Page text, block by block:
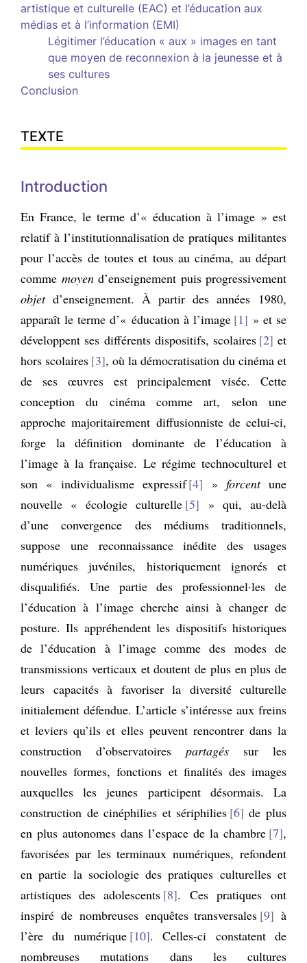
artistique et culturelle (EAC) et l’éducation aux
médias et à l’information (EMI)
Légitimer l’éducation « aux » images en tant
que moyen de reconnexion à la jeunesse et à
ses cultures
Conclusion
TEXTE
Introduction
En France, le terme d’« éducation à l’image » est
relatif à l’institutionnalisation de pratiques militantes
pour l’accès de toutes et tous au cinéma, au départ
comme moyend’enseignement puis progressivement
objet d’enseignement. À partir des années 1980,
apparaît le terme d’« éducation à l’image 1
» et se
développent ses différents dispositifs, scolaires 2 et
hors scolaires 3 , où la démocratisation du cinéma et
de ses œuvres est principalement visée. Cette
conception du cinéma comme art, selon une
approche majoritairement diffusionniste de celui-ci,
forge la définition dominante de l’éducation à
l’image à la française. Le régime technoculturel et
son « individualisme expressif 4 »forcentune
nouvelle « écologie culturelle 5
» qui, au-delà
d’une convergence des médiums traditionnels,
suppose une reconnaissance inédite des usages
numériques juvéniles, historiquement ignorés et
disqualifiés. Une partie des professionnel·les de
l’éducation à l’image cherche ainsi à changer de
posture. Ils appréhendent les dispositifs historiques
de l’éducation à l’image comme des modes de
transmissions verticaux et doutent de plus en plus de
leurs capacités à favoriser la diversité culturelle
initialement défendue. L’article s’intéresse aux freins
et leviers qu’ils et elles peuvent rencontrer dans la
construction d’observatoires partagés sur les
nouvelles formes, fonctions et finalités des images
auxquelles les jeunes participent désormais. La
construction de cinéphilies et sériphilies 6 de plus
en plus autonomes dans l’espace de la chambre 7 ,
favorisées par les terminaux numériques, refondent
en partie la sociologie des pratiques culturelles et
artistiques des adolescents 8 . Ces pratiques ont
inspiré de nombreuses enquêtes transversales 9
à
l’ère du numérique 10 . Celles-ci constatent de
nombreuses mutations dans les cultures